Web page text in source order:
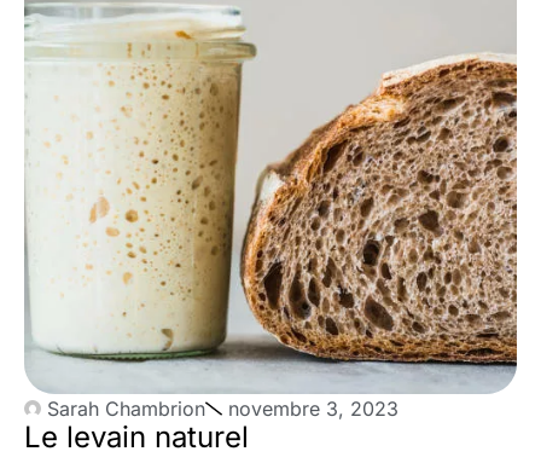
Sarah Chambrion novembre 3, 2023
Le levain naturel